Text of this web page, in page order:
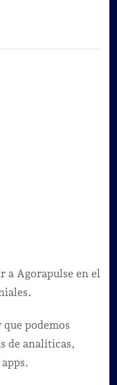
a Agorapulse en el
podemos
de analíticas,